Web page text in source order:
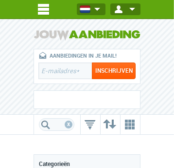
AANBIEDINGEN IN JE MAIL!
x
Categorieën